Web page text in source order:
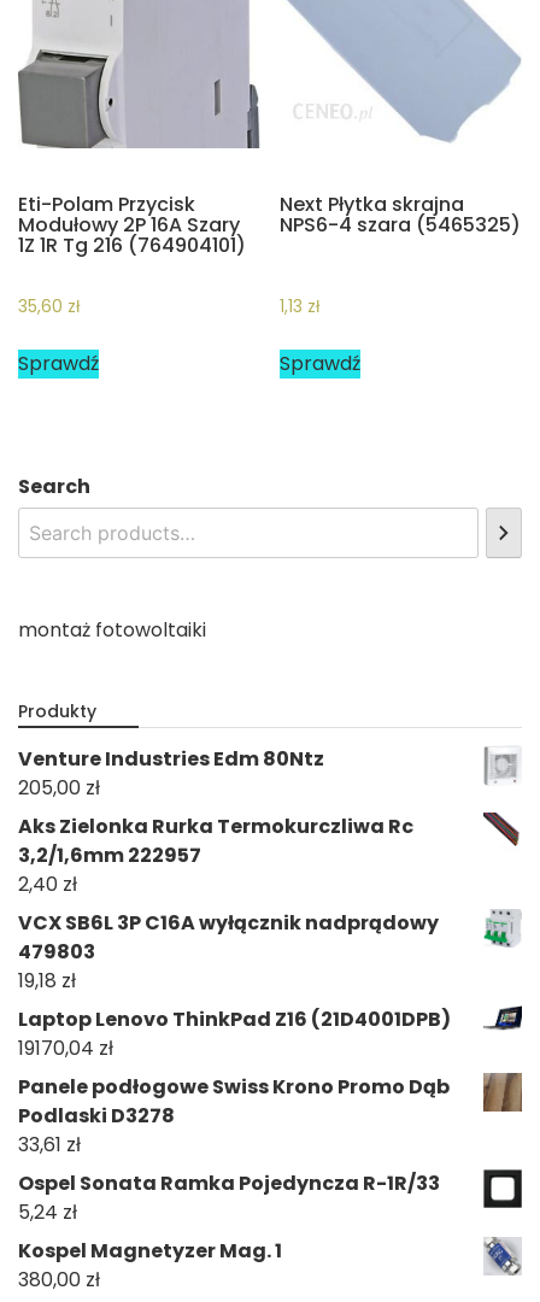
Eti-Polam Przycisk
Modułowy 2P 16A Szary
1Z 1R Tg 216 (764904101)
35,60 zł
Sprawdź
Next Płytka skrajna
NPS6-4 szara (5465325)
1,13 zł
Sprawdź
Search
montaż fotowoltaiki
Produkty
Venture Industries Edm 80Ntz
205,00 zł
Aks Zielonka Rurka Termokurczliwa Rc
3,2/1,6mm 222957
2,40 zł
VCX SB6L 3P C16A wyłącznik nadprądowy
479803
19,18 zł
Laptop Lenovo ThinkPad Z16 (21D4001DPB)
19170,04 zł
Panele podłogowe Swiss Krono Promo Dąb
Podlaski D3278
33,61 zł
Ospel Sonata Ramka Pojedyncza R-1R/33
5,24 zł
Kospel Magnetyzer Mag. 1
380,00 zł